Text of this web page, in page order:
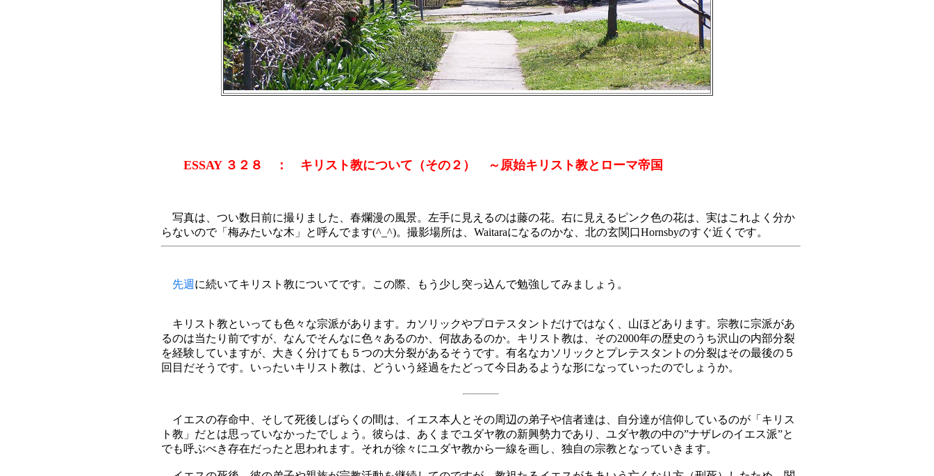
ESSAY ３２８ ： キリスト教について（その２） ～原始キリスト教とローマ帝国
写真は、つい数日前に撮りました、春爛漫の風景。左手に見えるのは藤の花。右に見えるピンク色の花は、実はこれよく分か
らないので「梅みたいな木」と呼んでます(^_^)。撮影場所は、Waitaraになるのかな、北の玄関口Hornsbyのすぐ近くです。
先週 に続いてキリスト教についてです。この際、もう少し突っ込んで勉強してみましょう。
キリスト教といっても色々な宗派があります。カソリックやプロテスタントだけではなく、山ほどあります。宗教に宗派があ
るのは当たり前ですが、なんでそんなに色々あるのか、何故あるのか。キリスト教は、その2000年の歴史のうち沢山の内部分裂
を経験していますが、大きく分けても５つの大分裂があるそうです。有名なカソリックとプレテスタントの分裂はその最後の５
回目だそうです。いったいキリスト教は、どういう経過をたどって今日あるような形になっていったのでしょうか。
イエスの存命中、そして死後しばらくの間は、イエス本人とその周辺の弟子や信者達は、自分達が信仰しているのが「キリス
ト教」だとは思っていなかったでしょう。彼らは、あくまでユダヤ教の新興勢力であり、ユダヤ教の中の”ナザレのイエス派”と
でも呼ぶべき存在だったと思われます。それが徐々にユダヤ教から一線を画し、独自の宗教となっていきます。